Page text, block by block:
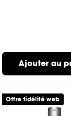
Ajouter au
Offre fidélité web